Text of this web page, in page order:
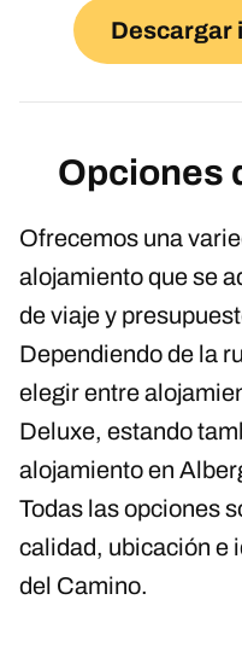
Descargar
Opciones
Ofrecemos una
alojamiento que se
de viaje y
Dependiendo de la
elegir entre
Deluxe, estando
alojamiento en
Todas las opciones
calidad, ubicación e
del Camino.